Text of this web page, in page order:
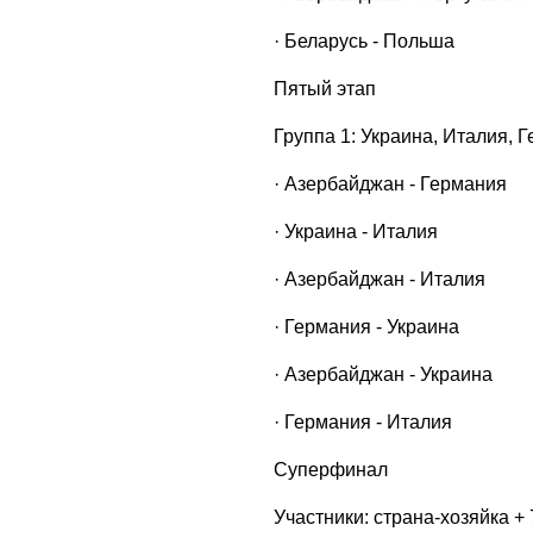
· Беларусь - Польша
Пятый этап
Группа 1: Украина, Италия,
· Азербайджан - Германия
· Украина - Италия
· Азербайджан - Италия
· Германия - Украина
· Азербайджан - Украина
· Германия - Италия
Суперфинал
Участники: страна-хозяйка